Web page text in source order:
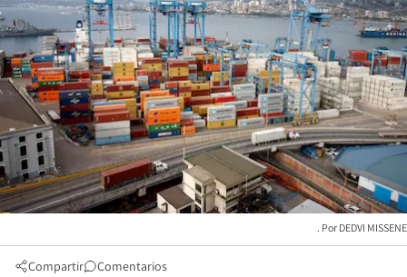
DEDVI MISSENE
Compartir Comentarios